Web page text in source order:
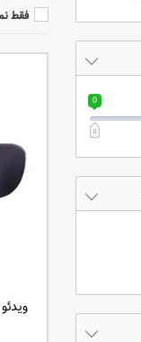
فقط
0